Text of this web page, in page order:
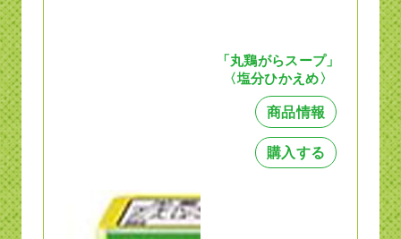
「丸鶏がらスープ」
〈塩分ひかえめ〉
商品情報
購入する